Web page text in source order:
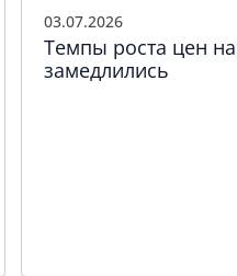
03.07.2026
Темпы роста цен
замедлились